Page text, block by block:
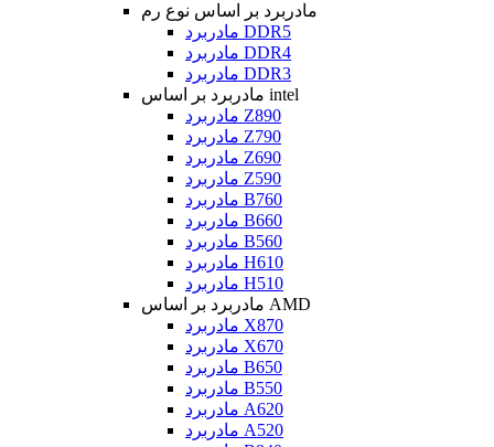
مادربرد بر اساس نوع رم
مادربرد DDR5
مادربرد DDR4
مادربرد DDR3
مادربرد بر اساس intel
مادربرد Z890
مادربرد Z790
مادربرد Z690
مادربرد Z590
مادربرد B760
مادربرد B660
مادربرد B560
مادربرد H610
مادربرد H510
مادربرد بر اساس AMD
مادربرد X870
مادربرد X670
مادربرد B650
مادربرد B550
مادربرد A620
مادربرد A520